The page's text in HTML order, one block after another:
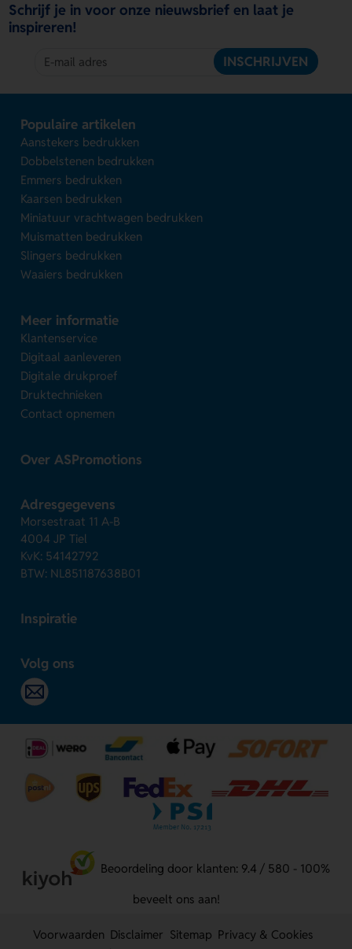
Schrijf je in voor onze nieuwsbrief en laat je
inspireren!
INSCHRIJVEN
Populaire artikelen
Aanstekers bedrukken
Dobbelstenen bedrukken
Emmers bedrukken
Kaarsen bedrukken
Miniatuur vrachtwagen bedrukken
Muismatten bedrukken
Slingers bedrukken
Waaiers bedrukken
Meer informatie
Klantenservice
Digitaal aanleveren
Digitale drukproef
Druktechnieken
Contact opnemen
Over ASPromotions
Adresgegevens
Morsestraat 11 A-B
4004 JP Tiel
KvK: 54142792
BTW: NL851187638B01
Inspiratie
Volg ons
Beoordeling door klanten: 9.4 / 580 - 100%
beveelt ons aan!
Voorwaarden Disclaimer Sitemap Privacy & Cookies